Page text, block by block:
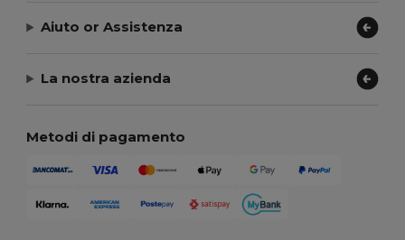
Aiuto or Assistenza
La nostra azienda
Metodi di pagamento